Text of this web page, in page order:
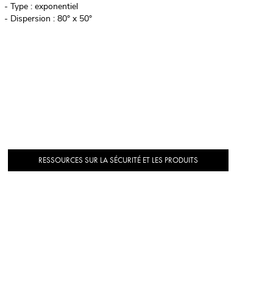
- Type : exponentiel
- Dispersion : 80° x 50°
RESSOURCES SUR LA SÉCURITÉ ET LES PRODUITS